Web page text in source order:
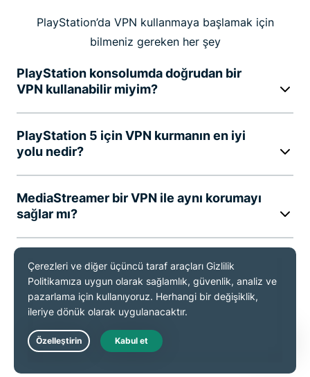
PlayStation’da VPN kullanmaya başlamak için
bilmeniz gereken her şey
PlayStation konsolumda doğrudan bir
VPN kullanabilir miyim?
PlayStation 5 için VPN kurmanın en iyi
yolu nedir?
MediaStreamer bir VPN ile aynı korumayı
sağlar mı?
Yönlendirici ayarlarımı değiştirmeden bir
VPN’i nasıl kullanırım?
sorunumu çözer mi?